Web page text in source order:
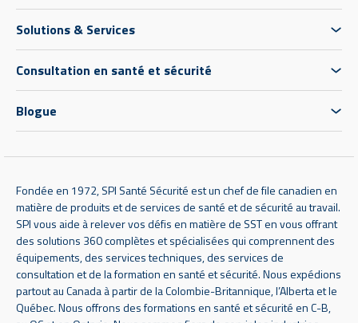
Solutions & Services
Consultation en santé et sécurité
Blogue
Fondée en 1972, SPI Santé Sécurité est un chef de file canadien en
matière de produits et de services de santé et de sécurité au travail.
SPI vous aide à relever vos défis en matière de SST en vous offrant
des solutions 360 complètes et spécialisées qui comprennent des
équipements, des services techniques, des services de
consultation et de la formation en santé et sécurité. Nous expédions
partout au Canada à partir de la Colombie-Britannique, l’Alberta et le
Québec. Nous offrons des formations en santé et sécurité en C-B,